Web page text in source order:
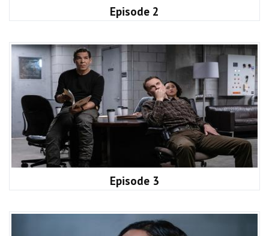
Episode 2
Episode 3